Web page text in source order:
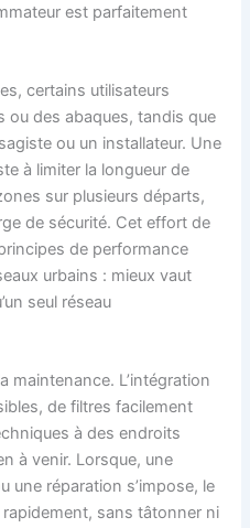
est parfaitement
certains utilisateurs
ou des abaques, tandis que
ou un installateur. Une
à limiter la longueur de
sur plusieurs départs,
de sécurité. Cet effort de
de performance
urbains : mieux vaut
seul réseau
maintenance. L’intégration
de filtres facilement
à des endroits
à venir. Lorsque, une
une réparation s’impose, le
rapidement, sans tâtonner ni